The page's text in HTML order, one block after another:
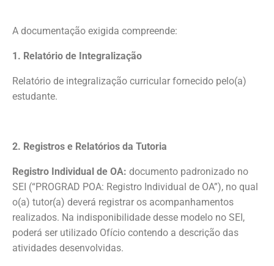
A documentação exigida compreende:
1. Relatório de Integralização
Relatório de integralização curricular fornecido pelo(a)
estudante.
2. Registros e Relatórios da Tutoria
Registro Individual de OA: documento padronizado no
SEI (“PROGRAD POA: Registro Individual de OA”), no qual
o(a) tutor(a) deverá registrar os acompanhamentos
realizados. Na indisponibilidade desse modelo no SEI,
poderá ser utilizado Ofício contendo a descrição das
atividades desenvolvidas.